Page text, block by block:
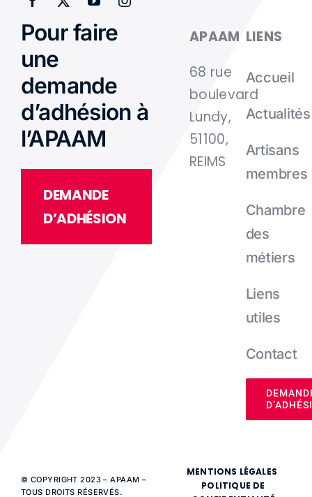
Pour faire
une
demande
d’adhésion à
l’APAAM
DEMANDE
D’ADHÉSION
APAAM
68 rue
boulevard
Lundy,
51100,
REIMS
LIENS
Accueil
Actualités
Artisans
membres
Chambre
des
métiers
Liens
utiles
Contact
© COPYRIGHT 2023 – APAAM –
TOUS DROITS RÉSERVÉS.
MENTIONS LÉGALES
POLITIQUE DE